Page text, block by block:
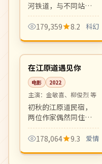
河铁道，与不同站点
上车的乘客们交换关
于人生与告别的故
现代演绎。
179,359 8.2 科幻
韩国
高分 95:46
在江原道遇见你
电影 2022
主演： 金敏喜、柳俊烈 等
初秋的江原道民宿，
两位作家偶然同住一
晚。极简对白与长镜
头堆叠出关于人生选
片佳作。
178,064 9.3 爱情